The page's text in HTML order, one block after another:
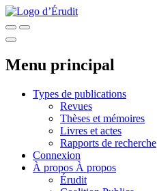
Menu principal
Types de publications
Revues
Thèses et mémoires
Livres et actes
Rapports de recherche
Connexion
À propos À propos
Érudit